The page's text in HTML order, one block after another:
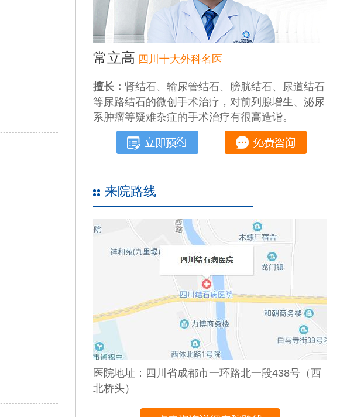
常立高 四川十大外科名医
擅长： 肾结石、输尿管结石、膀胱结石、尿道结石
等尿路结石的微创手术治疗，对前列腺增生、泌尿
系肿瘤等疑难杂症的手术治疗有很高造诣。
来院路线
医院地址：四川省成都市一环路北一段438号（西
北桥头）